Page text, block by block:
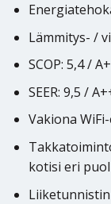
Lämmitys- /
SCOP: 5,4 /
SEER: 9,5 /
Vakiona
kotisi eri